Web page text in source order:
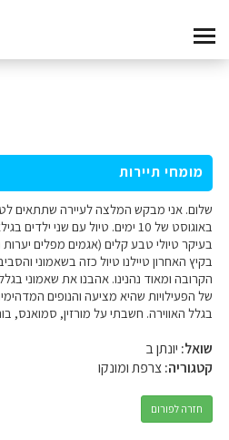
מומחי תיירות
שלום. אני מבקש המלצה לעיירה שתתאים
בעיקר טיולי טבע קלים (אגמים מפלים
בקיץ האחרון טיילנו טיול כזה בשאמוני
הקרובה ומאוד נהנינו. אהבנו את שאמוני
של הפעילויות שהיא מציעה והנופים
בגלל האווירה. חשבתי על מורזין, סמואנס,
שואל: יונתן ב
קטגוריה:צרפת ומונקו
חזרה לפורום